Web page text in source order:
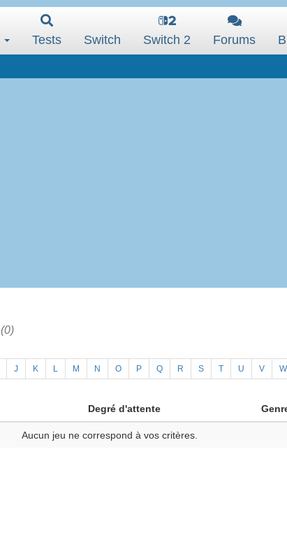
Tests Switch Switch 2 Forums
(0)
J K L M N O P Q R S T U V W
Degré d'attente
Aucun jeu ne correspond à vos critères.